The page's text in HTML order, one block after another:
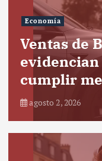
Economía
Ventas de
cumplir
agosto 2, 2026